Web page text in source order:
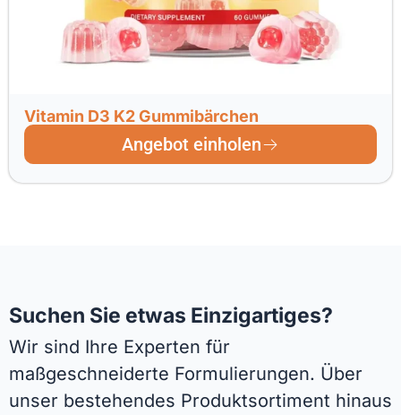
Vitamin D3 K2 Gummibärchen
Angebot einholen
Suchen Sie etwas Einzigartiges?
Wir sind Ihre Experten für
maßgeschneiderte Formulierungen. Über
unser bestehendes Produktsortiment hinaus